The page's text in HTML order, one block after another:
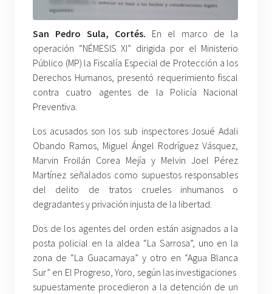
San Pedro Sula, Cortés. En el marco de la
operación “NÉMESIS XI” dirigida por el Ministerio
Público (MP) la Fiscalía Especial de Protección a los
Derechos Humanos, presentó requerimiento fiscal
contra cuatro agentes de la Policía Nacional
Preventiva.
Los acusados son los sub inspectores Josué Adali
Obando Ramos, Miguel Ángel Rodríguez Vásquez,
Marvin Froilán Corea Mejía y Melvin Joel Pérez
Martínez señalados como supuestos responsables
del delito de tratos crueles inhumanos o
degradantes y privación injusta de la libertad.
Dos de los agentes del orden están asignados a la
posta policial en la aldea “La Sarrosa”, uno en la
zona de “La Guacamaya” y otro en “Agua Blanca
Sur” en El Progreso, Yoro, según las investigaciones
supuestamente procedieron a la detención de un